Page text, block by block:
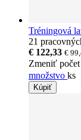
Tréningová
21
€ 122,33 €
Zmeniť počet
množstvo ks
Kúpiť